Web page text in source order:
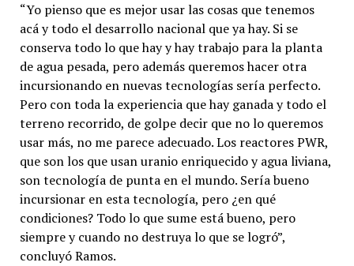
“Yo pienso que es mejor usar las cosas que tenemos
acá y todo el desarrollo nacional que ya hay. Si se
conserva todo lo que hay y hay trabajo para la planta
de agua pesada, pero además queremos hacer otra
incursionando en nuevas tecnologías sería perfecto.
Pero con toda la experiencia que hay ganada y todo el
terreno recorrido, de golpe decir que no lo queremos
usar más, no me parece adecuado. Los reactores PWR,
que son los que usan uranio enriquecido y agua liviana,
son tecnología de punta en el mundo. Sería bueno
incursionar en esta tecnología, pero ¿en qué
condiciones? Todo lo que sume está bueno, pero
siempre y cuando no destruya lo que se logró”,
concluyó Ramos.